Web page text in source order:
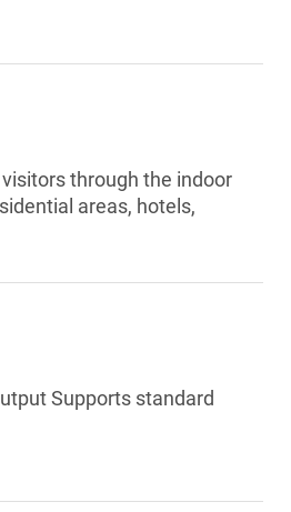
through the indoor
areas, hotels,
Supports standard